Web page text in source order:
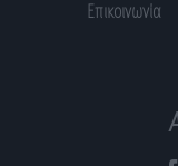
Επικοινωνία